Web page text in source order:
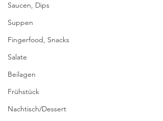
Saucen, Dips
Suppen
Fingerfood, Snacks
Salate
Beilagen
Frühstück
Nachtisch/Dessert